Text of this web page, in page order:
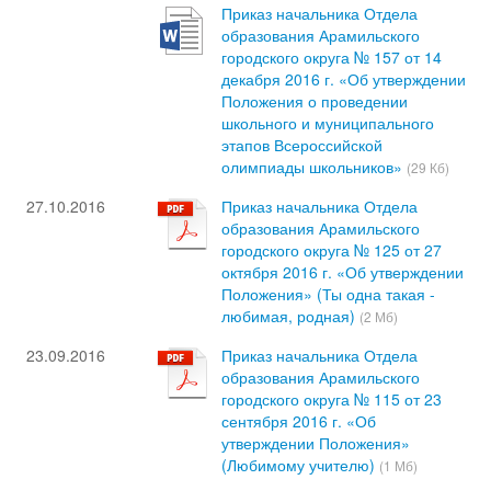
Приказ начальника Отдела
образования Арамильского
городского округа № 157 от 14
декабря 2016 г. «Об утверждении
Положения о проведении
школьного и муниципального
этапов Всероссийской
олимпиады школьников» (29 Кб)
27.10.2016
Приказ начальника Отдела
образования Арамильского
городского округа № 125 от 27
октября 2016 г. «Об утверждении
Положения» (Ты одна такая -
любимая, родная) (2 Мб)
23.09.2016
Приказ начальника Отдела
образования Арамильского
городского округа № 115 от 23
сентября 2016 г. «Об
утверждении Положения»
(Любимому учителю) (1 Мб)